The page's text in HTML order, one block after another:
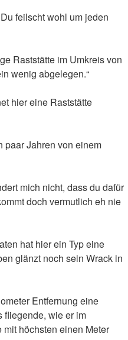
feilscht wohl um jeden
Raststätte im Umkreis von
wenig abgelegen.“
hier eine Raststätte
paar Jahren von einem
mich nicht, dass du dafür
doch vermutlich eh nie
hat hier ein Typ eine
glänzt noch sein Wrack in
Entfernung eine
fliegende, wie er im
höchsten einen Meter